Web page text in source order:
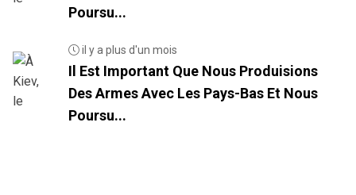
Poursu...
il y a plus d'un mois
Il Est Important Que Nous Produisions
Des Armes Avec Les Pays-Bas Et Nous
Poursu...